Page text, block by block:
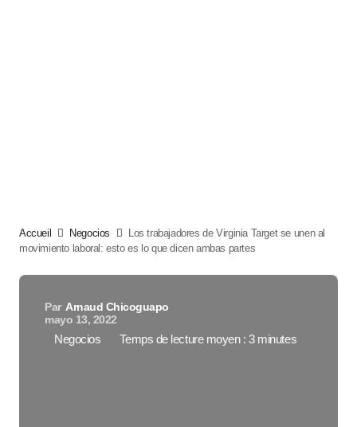
Accueil Negocios
Los trabajadores de Virginia Target se unen al
movimiento laboral: esto es lo que dicen ambas partes
Par Arnaud Chicoguapo
mayo 13, 2022
Negocios Temps de lecture moyen : 3 minutes